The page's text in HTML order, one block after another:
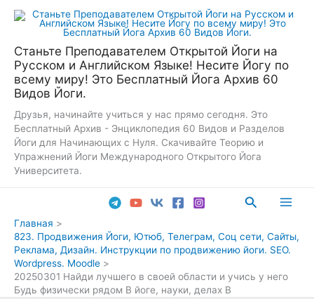
Перейти
Станьте Преподавателем Открытой Йоги на
Русском и Английском Языке! Несите Йогу по
всему миру! Это Бесплатный Йога Архив 60
Видов Йоги.
Друзья, начинайте учиться у нас прямо сегодня. Это
Бесплатный Архив - Энциклопедия 60 Видов и Разделов
Йоги для Начинающих с Нуля. Скачивайте Теорию и
Упражнений Йоги Международного Открытого Йога
Университета.
Поиск
Главная
823. Продвижения Йоги, Ютюб, Телеграм, Соц сети, Сайты,
Реклама, Дизайн. Инструкции по продвижению йоги. SEO.
Wordpress. Moodle
20250301 Найди лучшего в своей области и учись у него
Будь физически рядом В йоге, науки, делах В